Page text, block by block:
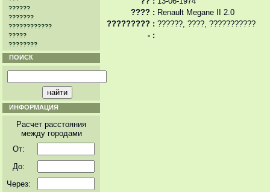
??????
???????
????????????
?????
????????
ПОИСК
ИНФОРМАЦИЯ
Расчет расстояния
между городами
От:
До:
Через:
???? : Renault Megane II 2.0
????????? : ??????, ????, ???????????
- :